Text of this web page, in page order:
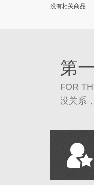
没有相关商品
第
FOR
没关系